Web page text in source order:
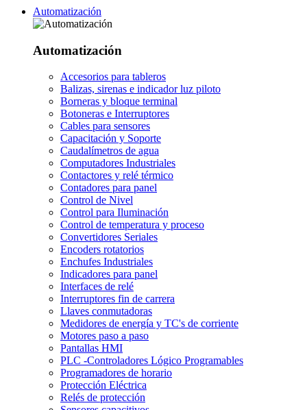
Automatización
Automatización
Accesorios para tableros
Balizas, sirenas e indicador luz piloto
Borneras y bloque terminal
Botoneras e Interruptores
Cables para sensores
Capacitación y Soporte
Caudalímetros de agua
Computadores Industriales
Contactores y relé térmico
Contadores para panel
Control de Nivel
Control para Iluminación
Control de temperatura y proceso
Convertidores Seriales
Encoders rotatorios
Enchufes Industriales
Indicadores para panel
Interfaces de relé
Interruptores fin de carrera
Llaves conmutadoras
Medidores de energía y TC's de corriente
Motores paso a paso
Pantallas HMI
PLC -Controladores Lógico Programables
Programadores de horario
Protección Eléctrica
Relés de protección